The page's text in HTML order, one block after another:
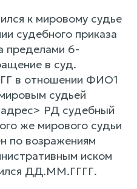
к мировому судье
судебного приказа
пределами 6-
в суд.
в отношении ФИО1
судьей
РД судебный
же мирового судьи
по возражениям
иском
ДД.ММ.ГГГГ.